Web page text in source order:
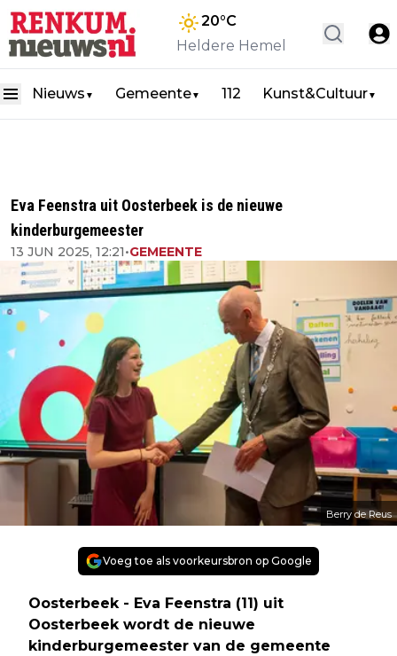
20°C
Heldere Hemel
Nieuws ▼ Gemeente▼ 112 Kunst&Cultuur▼
Eva Feenstra uit Oosterbeek is de nieuwe
kinderburgemeester
13 JUN 2025, 12:21•GEMEENTE
Berry de Reus
Voeg toe als voorkeursbron op Google
Oosterbeek - Eva Feenstra (11) uit
Oosterbeek wordt de nieuwe
kinderburgemeester van de gemeente